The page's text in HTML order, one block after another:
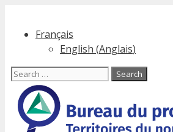
contentFrançais
English (Anglais)
Search
for: